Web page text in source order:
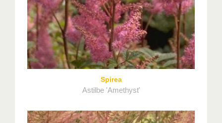
Spirea
Astilbe 'Amethyst'